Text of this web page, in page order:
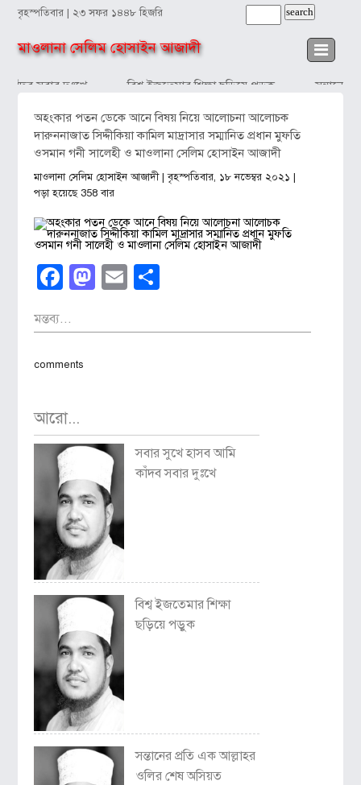
বৃহস্পতিবার | ২৩ সফর ১৪৪৮ হিজরি
মাওলানা সেলিম হোসাইন আজাদী
সবার দুঃখে বিশ্ব ইজতেমার শিক্ষা ছড়িয়ে পড়ুক সন্তানের
অহংকার পতন ডেকে আনে বিষয় নিয়ে আলোচনা আলোচক
দারুননাজাত সিদ্দীকিয়া কামিল মাদ্রাসার সম্মানিত প্রধান মুফতি
ওসমান গনী সালেহী ও মাওলানা সেলিম হোসাইন আজাদী
মাওলানা সেলিম হোসাইন আজাদী| বৃহস্পতিবার, ১৮ নভেম্বর ২০২১ |
পড়া হয়েছে 358 বার
Facebook
Mastodon
Email
মন্তব্য...
comments
আরো...
সবার সুখে হাসব আমি
কাঁদব সবার দুঃখে
বিশ্ব ইজতেমার শিক্ষা
ছড়িয়ে পড়ুক
সন্তানের প্রতি এক আল্লাহর
ওলির শেষ অসিয়ত